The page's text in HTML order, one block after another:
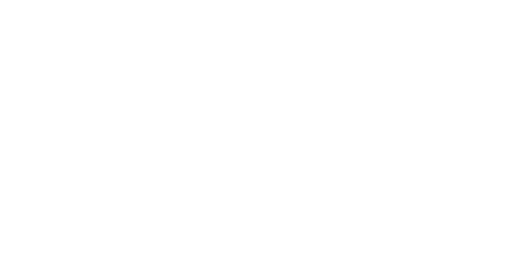
de Iker Luque
podemos tirar para delante y trabajamos con ilusión
de Juanlu
del Granada CF
de 420 millones por el club
el ataque nervionense
de un inválido Consejo
antes del cierre
con el Genoa
campo sevillista